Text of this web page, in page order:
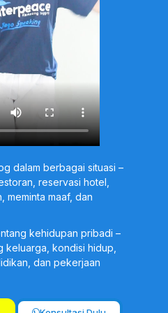
berpergian, Tempat &
Speaking:
superlative
going to dan present
dan adverb of manner
Mampu membuat
dan penawaran di hotel
dalam berbagai situasi –
reservasi hotel,
maaf, dan
kehidupan pribadi –
keluarga, kondisi hidup,
dan pekerjaan